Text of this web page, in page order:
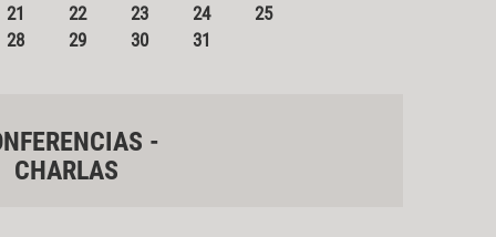
21 22 23 24
25
28 29 30 31
-
CHARLAS